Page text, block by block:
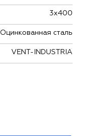
3x400
Оцинкованная сталь
VENT-INDUSTRIA